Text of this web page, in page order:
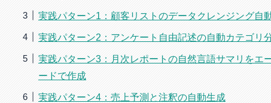
実践パターン1：顧客リストのデータクレンジング自
実践パターン2：アンケート自由記述の自動カテゴリ
実践パターン3：月次レポートの自然言語サマリをエ
ードで作成
実践パターン4：売上予測と注釈の自動生成